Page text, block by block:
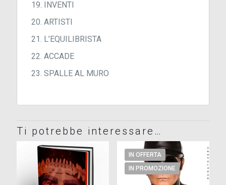
INVENTI
ARTISTI
L’EQUILIBRISTA
ACCADE
SPALLE AL MURO
Ti potrebbe interessare…
IN OFFERTA
IN PROMOZIONE